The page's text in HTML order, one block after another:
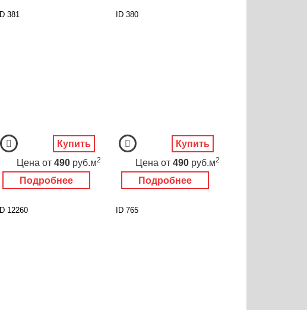
ID 381
Подробнее
Цена от 490 руб.м2
Купить
ID 380
Подробнее
Цена от 490 руб.м2
Купить
ID 12260 ID 765